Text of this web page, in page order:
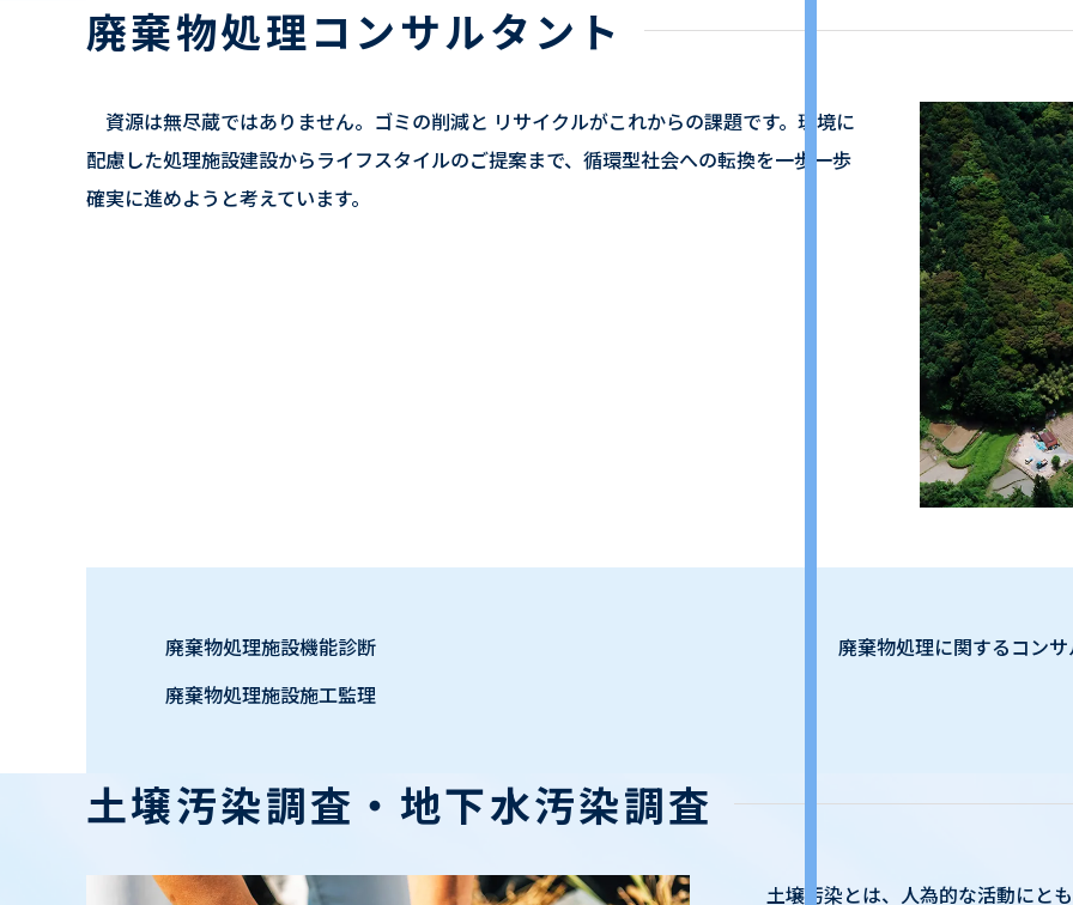
廃棄物処理コンサルタント
資源は無尽蔵ではありません。ゴミの削減と リサイクルがこれからの課題です。環境に
配慮した処理施設建設からライフスタイルのご提案まで、循環型社会への転換を一歩一歩
確実に進めようと考えています。
廃棄物処理施設機能診断
廃棄物処理に関するコン
廃棄物処理施設施工監理
土壌汚染調査・地下水汚染調査
土壌汚染とは、人為的な活動にと